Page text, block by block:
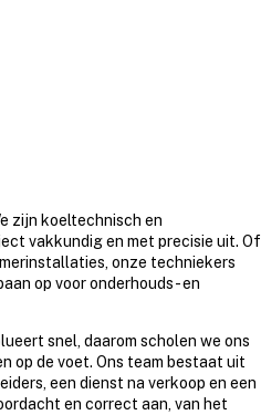
zijn koeltechnisch en
vakkundig en met precisie uit. Of
onze techniekers
op voor onderhouds- en
snel, daarom scholen we ons
op de voet. Ons team bestaat uit
een dienst na verkoop en een
en correct aan, van het